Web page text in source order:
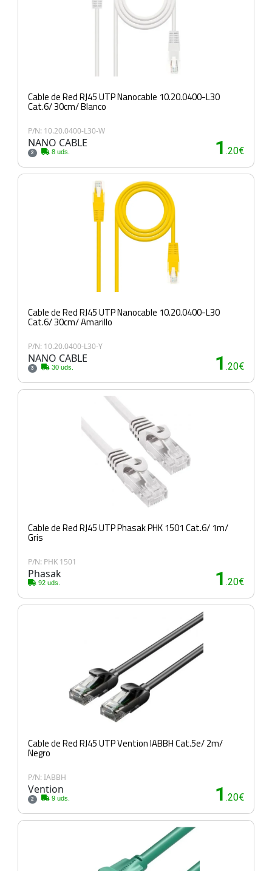
Cable de Red RJ45 UTP Nanocable 10.20.0400-L30
Cat.6/ 30cm/ Blanco
P/N: 10.20.0400-L30-W
NANO CABLE
2 8 uds. 1 .20€
Cable de Red RJ45 UTP Nanocable 10.20.0400-L30
Cat.6/ 30cm/ Amarillo
P/N: 10.20.0400-L30-Y
NANO CABLE
3 30 uds. 1 .20€
Cable de Red RJ45 UTP Phasak PHK 1501 Cat.6/ 1m/
Gris
P/N: PHK 1501
Phasak
92 uds. 1 .20€
Cable de Red RJ45 UTP Vention IABBH Cat.5e/ 2m/
Negro
P/N: IABBH
Vention
2 9 uds. 1 .20€